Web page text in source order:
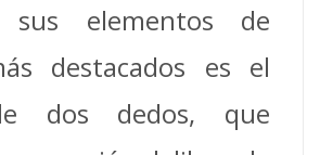
elementos de
destacados es el
dos dedos, que